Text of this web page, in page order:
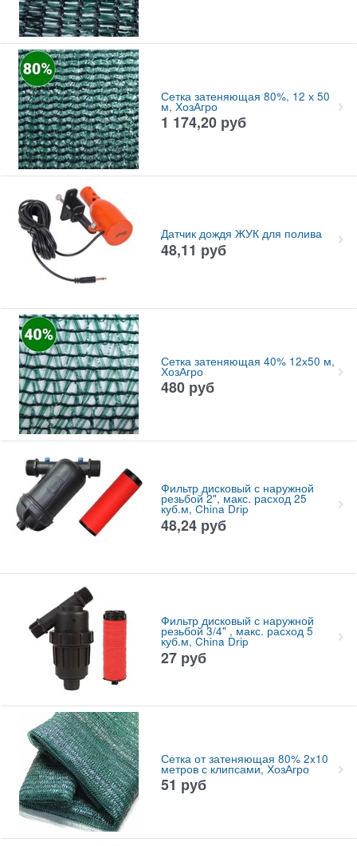
Сетка затеняющая 80%, 12 х 50
м, ХозАгро
1 174,20 руб
Датчик дождя ЖУК для полива
48,11 руб
Сетка затеняющая 40% 12x50 м,
ХозАгро
480 руб
Фильтр дисковый с наружной
резьбой 2", макс. расход 25
куб.м, China Drip
48,24 руб
Фильтр дисковый с наружной
резьбой 3/4" , макс. расход 5
куб.м, China Drip
27 руб
Сетка от затеняющая 80% 2x10
метров с клипсами, ХозАгро
51 руб